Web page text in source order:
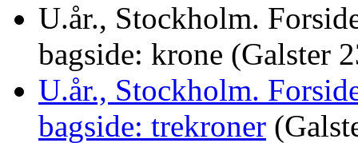
U.år., Stockholm.
bagside: krone (Galster
U.år., Stockholm.
bagside: trekroner